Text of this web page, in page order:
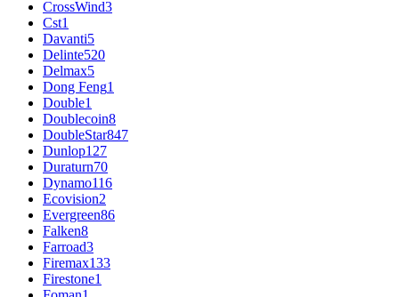
CrossWind3
Cst1
Davanti5
Delinte520
Delmax5
Dong Feng1
Double1
Doublecoin8
DoubleStar847
Dunlop127
Duraturn70
Dynamo116
Ecovision2
Evergreen86
Falken8
Farroad3
Firemax133
Firestone1